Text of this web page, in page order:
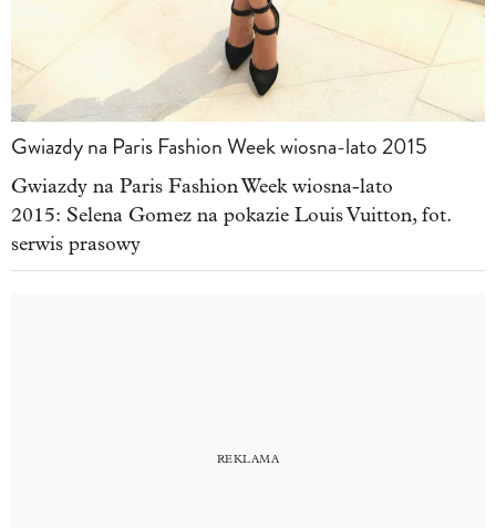
Gwiazdy na Paris Fashion Week wiosna-lato 2015
Gwiazdy na Paris Fashion Week wiosna-lato
2015: Selena Gomez na pokazie Louis Vuitton, fot.
serwis prasowy